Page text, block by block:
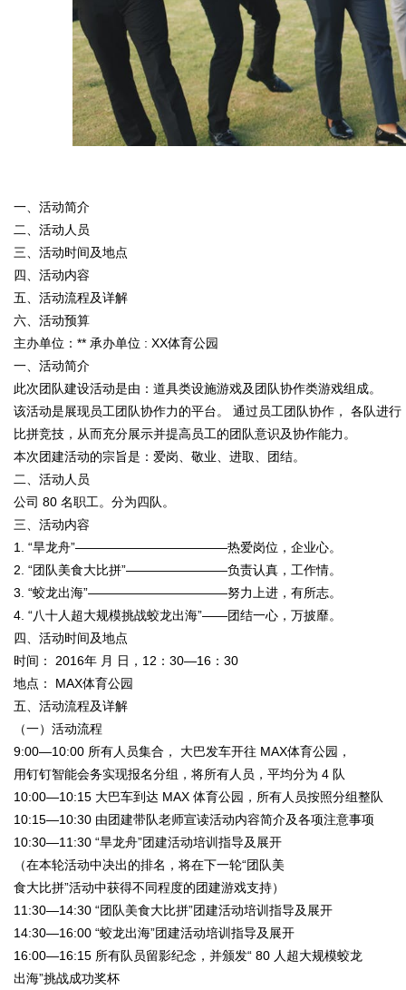
会
议
一、活动简介
二、活动人员
三、活动时间及地点
四、活动内容
五、活动流程及详解
六、活动预算
主办单位： ** 承办单位 : XX体育公园
一、活动简介
此次团队建设活动是由：道具类设施游戏及团队协作类游戏组成。
该活动是展现员工团队协作力的平台。 通过员工团队协作， 各队进行
比拼竞技，从而充分展示并提高员工的团队意识及协作能力。
本次团建活动的宗旨是：爱岗、敬业、进取、团结。
二、活动人员
公司 80 名职工。分为四队。
三、活动内容
1. “旱龙舟”————————————热爱岗位，企业心。
2. “团队美食大比拼”————————负责认真，工作情。
3. “蛟龙出海”———————————努力上进，有所志。
4. “八十人超大规模挑战蛟龙出海”——团结一心，万披靡。
四、活动时间及地点
时间：
2016年 月 日， 12 ： 30—16 ： 30
地点：
MAX体育公园
五、活动流程及详解
（一）活动流程
9:00—10:00 所有人员集合， 大巴发车开往 MAX体育公园，
用钉钉智能会务实现报名分组，将所有人员，平均分为 4 队
10:00—10:15 大巴车到达 MAX 体育公园，所有人员按照分组整队
10:15—10:30 由团建带队老师宣读活动内容简介及各项注意事项
10:30—11:30 “旱龙舟”团建活动培训指导及展开
（在本轮活动中决出的排名，将在下一轮“团队美
食大比拼”活动中获得不同程度的团建游戏支持）
11:30—14:30 “团队美食大比拼”团建活动培训指导及展开
14:30—16:00 “蛟龙出海”团建活动培训指导及展开
16:00—16:15 所有队员留影纪念，并颁发“ 80 人超大规模蛟龙
出海”挑战成功奖杯